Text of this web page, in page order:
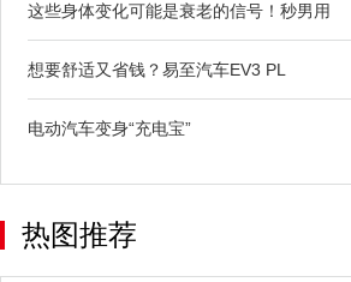
这些身体变化可能是衰老的信号！秒男用
想要舒适又省钱？易至汽车EV3 PL
电动汽车变身“充电宝”
热图推荐